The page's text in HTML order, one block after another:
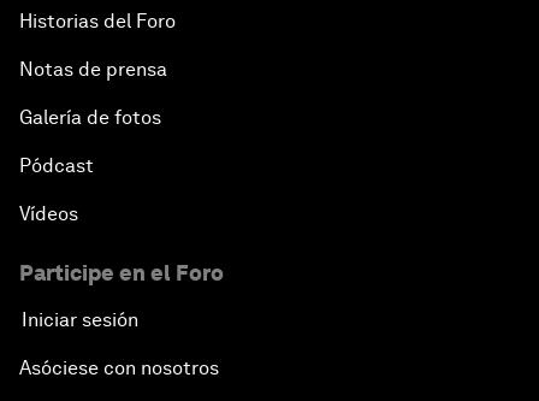
Historias del Foro
Notas de prensa
Galería de fotos
Pódcast
Vídeos
Participe en el Foro
Iniciar sesión
Asóciese con nosotros